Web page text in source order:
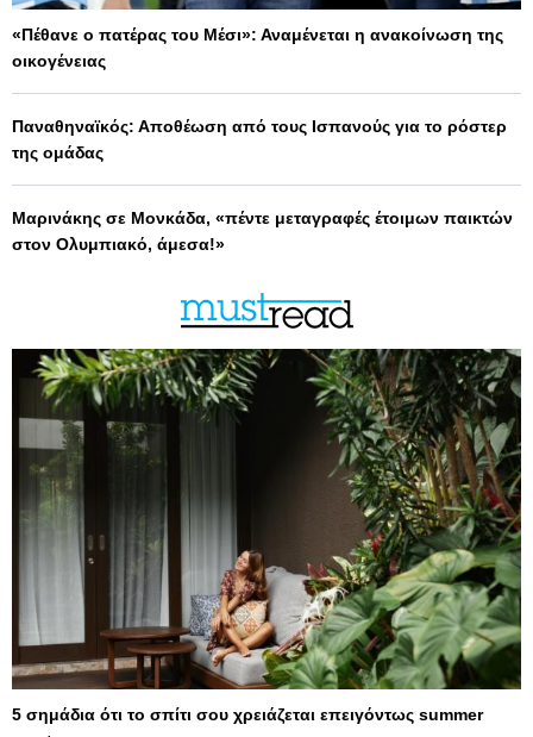
«Πέθανε ο πατέρας του Μέσι»: Αναμένεται η ανακοίνωση της
οικογένειας
Παναθηναϊκός: Αποθέωση από τους Ισπανούς για το ρόστερ
της ομάδας
Μαρινάκης σε Μονκάδα, «πέντε μεταγραφές έτοιμων παικτών
στον Ολυμπιακό, άμεσα!»
5 σημάδια ότι το σπίτι σου χρειάζεται επειγόντως summer